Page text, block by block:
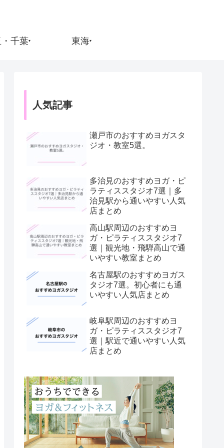
千葉▾ 東海▾
人気記事
瀬戸市のおすすめヨガスタ
ジオ・教室5選。
多治見のおすすめヨガ・ピ
ラティススタジオ7選｜多
治見駅から通いやすい人気
店まとめ
高山駅周辺のおすすめヨ
ガ・ピラティススタジオ7
選｜観光地・飛騨高山で通
いやすい教室まとめ
名古屋駅のおすすめヨガス
タジオ7選。初心者にも通
いやすい人気店まとめ
岐阜駅周辺のおすすめヨ
ガ・ピラティススタジオ7
選｜駅近で通いやすい人気
店まとめ